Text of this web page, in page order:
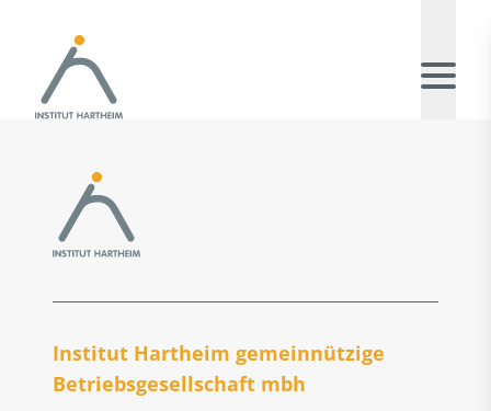
Institut Hartheim gemeinnützige
Betriebs­gesellschaft mbh